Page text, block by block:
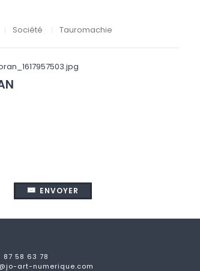
Société Tauromachie
ENVOYER
87 58 63 78
art-numerique.com